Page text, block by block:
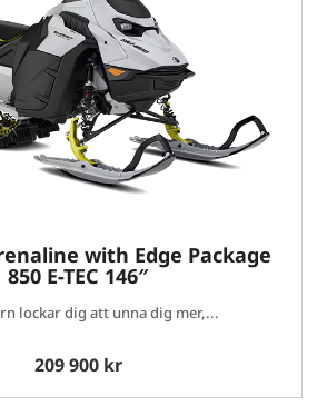
with Edge Package
850 E-TEC 146″
lockar dig att unna dig mer,...
209 900 kr